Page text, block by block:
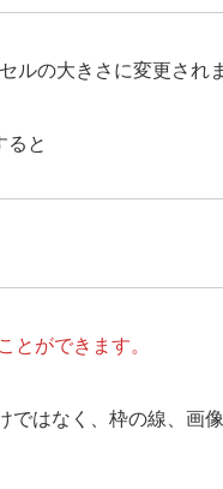
ルの大きさに変更されま
ると
とができます。
ではなく、枠の線、画